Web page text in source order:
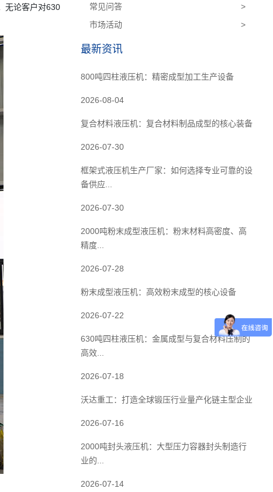
无论客户对630
常见问答
>
市场活动
>
最新资讯
800吨四柱液压机：精密成型加工生产设备
2026-08-04
复合材料液压机：复合材料制品成型的核心装备
2026-07-30
框架式液压机生产厂家：如何选择专业可靠的设
备供应...
2026-07-30
2000吨粉末成型液压机：粉末材料高密度、高
精度...
2026-07-28
粉末成型液压机：高效粉末成型的核心设备
2026-07-22
630吨四柱液压机：金属成型与复合材料压制的
高效...
2026-07-18
沃达重工：打造全球锻压行业量产化链主型企业
2026-07-16
2000吨封头液压机：大型压力容器封头制造行
业的...
2026-07-14